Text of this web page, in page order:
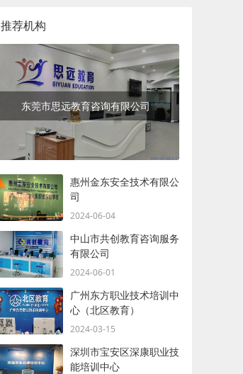
推荐机构
东莞市思远教育咨询有限公司
惠州金东安全技术有限公
司
2024-06-04
中山市共创教育咨询服务
有限公司
2024-06-01
广州东方职业技术培训中
心（北区教育）
2024-03-15
深圳市宝安区深康职业技
能培训中心